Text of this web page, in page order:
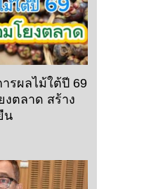
รผลไม้ใต้ปี 69
ตลาด สร้าง
น